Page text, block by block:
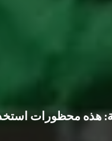
هذه محظورات